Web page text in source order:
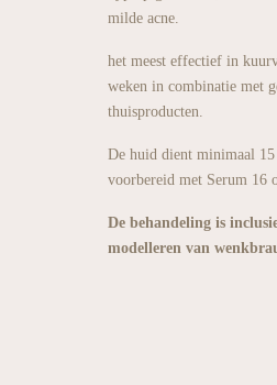
milde acne.
het meest effectief in
weken in combinatie met
thuisproducten.
De huid dient minimaal 15
voorbereid met Serum 16
De behandeling is
modelleren van